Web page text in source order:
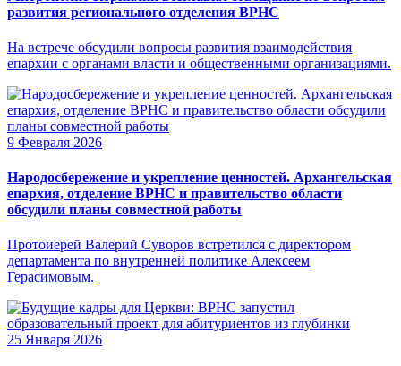
развития регионального отделения ВРНС
На встрече обсудили вопросы развития взаимодействия
епархии с органами власти и общественными организациями.
9 Февраля 2026
Народосбережение и укрепление ценностей. Архангельская
епархия, отделение ВРНС и правительство области
обсудили планы совместной работы
Протоиерей Валерий Суворов встретился с директором
департамента по внутренней политике Алексеем
Герасимовым.
25 Января 2026